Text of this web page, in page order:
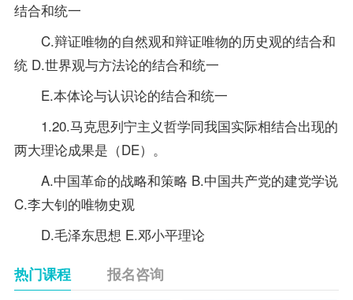
结合和统一
C.辩证唯物的自然观和辩证唯物的历史观的结合和
统 D.世界观与方法论的结合和统一
E.本体论与认识论的结合和统一
1.20.马克思列宁主义哲学同我国实际相结合出现的
两大理论成果是（DE）。
A.中国革命的战略和策略 B.中国共产党的建党学说
C.李大钊的唯物史观
D.毛泽东思想 E.邓小平理论
热门课程 报名咨询